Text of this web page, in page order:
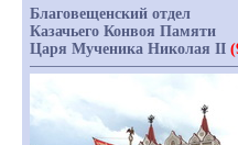
Благовещенский отдел
Казачьего Конвоя Памяти
Царя Мученика Николая II